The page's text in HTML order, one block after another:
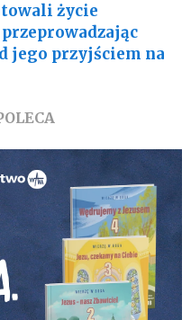
życie
jego przyjściem na